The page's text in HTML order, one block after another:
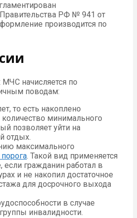
РФ № 941 от
производится по
начисляется по
поводам:
то есть накоплено
минимального
позволяет уйти на
отдых.
максимального
. Такой вид применяется
если гражданин работал в
и не накопил достаточное
для досрочного выхода
в случае
инвалидности.